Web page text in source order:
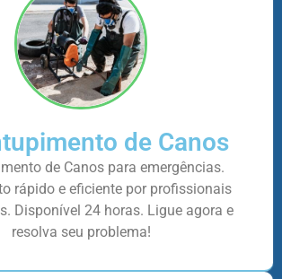
de Canos
de Canos para emergências.
rápido e eficiente por profissionais
Disponível 24 horas. Ligue agora e
resolva seu problema!